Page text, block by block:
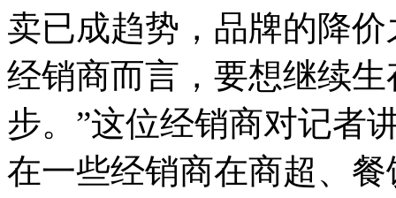
卖已成趋势，品牌的降
经销商而言，要想继续
步。”这位经销商对记者
在一些经销商在商超、